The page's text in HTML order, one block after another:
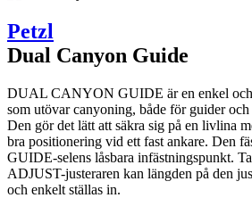
Petzl
Dual Canyon Guide
DUAL CANYON GUIDE är en enkel
som utövar canyoning, både för guider
Den gör det lätt att säkra sig på en livlina
bra positionering vid ett fast ankare. Den
GUIDE-selens låsbara infästningspunkt.
ADJUST-justeraren kan längden på den
och enkelt ställas in.